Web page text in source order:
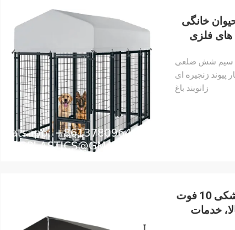
خانگی
فلزی
شش ضلعی
پیوند زنجیره ای
زانوبند باغ
قفس سگ بزرگ در فضای باز با استحکام بالا از جنس استنلس استیل مشکی 10 فوت
خدمات